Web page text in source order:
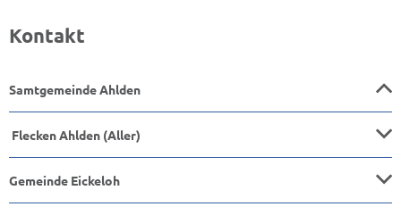
Kontakt
Samtgemeinde Ahlden
Flecken Ahlden (Aller)
Gemeinde Eickeloh